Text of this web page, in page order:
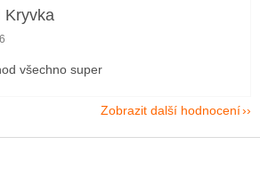
Kryvka
obchodu je 5 z 5 hvězdiček.
všechno super
Zobrazit další hodnocení